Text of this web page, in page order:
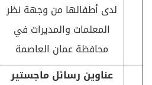
لدى أطفالها من وجهة نظر
المعلمات والمديرات في
محافظة عمان العاصمة
عناوين رسائل ماجستير